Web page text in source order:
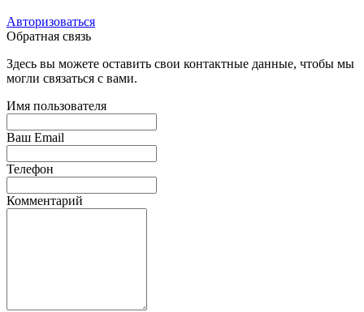
Авторизоваться
Обратная связь
Здесь вы можете оставить свои контактные данные, чтобы мы
могли связаться с вами.
Имя пользователя
Ваш Email
Телефон
Комментарий